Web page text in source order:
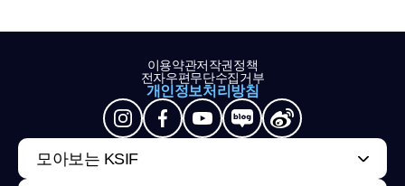
이용약관저작권정책
전자우편무단수집거부
개인정보처리방침
모아보는 KSIF